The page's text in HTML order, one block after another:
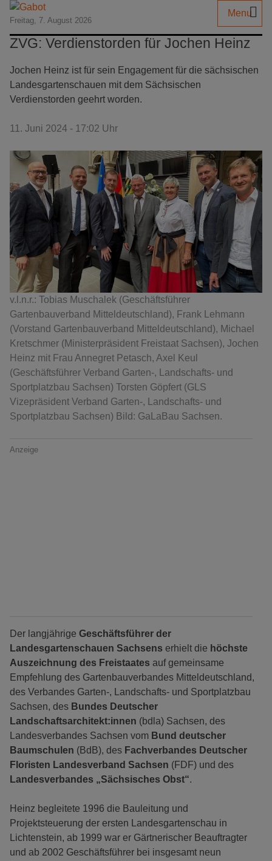
Freitag, 7. August 2026
Menu
ZVG: Verdienstorden für Jochen Heinz
Jochen Heinz ist für sein Engagement für die sächsischen
Landesgartenschauen mit dem Sächsischen
Verdienstorden geehrt worden.
11. Juni 2024 - 17:02 Uhr
v.l.n.r.: Tobias Muschalek (Geschäftsführer
Gartenbauverband Mitteldeutschland), Frank Lehmann
(Vorstand Gartenbauverband Mitteldeutschland), Michael
Kretschmer (Ministerpräsident Freistaat Sachsen), Jochen
Heinz mit Frau Annegret Petasch, Axel Keul
(Geschäftsführer Verband Garten-, Landschafts- und
Sportplatzbau Sachsen) Torsten Göpfert (GLS
Vizepräsident Verband Garten-, Landschafts- und
Sportplatzbau Sachsen) Bild: GaLaBau Sachsen.
Anzeige
Der langjährige Geschäftsführer der
Landesgartenschauen Sachsens erhielt die höchste
Auszeichnung des Freistaates auf gemeinsame
Empfehlung des Gartenbauverbandes Mitteldeutschland,
des Verbandes Garten-, Landschafts- und Sportplatzbau
Sachsen, des Bundes Deutscher
Landschaftsarchitekt:innen (bdla) Sachsen, des
Landesverbandes Sachsen vom Bund deutscher
Baumschulen (BdB), des Fachverbandes Deutscher
Floristen Landesverband Sachsen (FDF) und des
Landesverbandes „Sächsisches Obst“.
Heinz begleitete 1996 die Bauleitung und
Projektsteuerung der ersten Landesgartenschau in
Lichtenstein, ab 1999 war er Gärtnerischer Beauftragter
und ab 2002 Geschäftsführer bei insgesamt neun